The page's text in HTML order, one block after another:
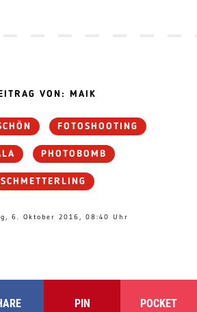
VON: MAIK
FOTOSHOOTING
PHOTOBOMB
SCHMETTERLING
6. Oktober 2016, 08:40 Uhr
PIN POCKET